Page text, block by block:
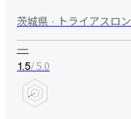
茨城県 · トライアスロン
—
1.5/ 5.0